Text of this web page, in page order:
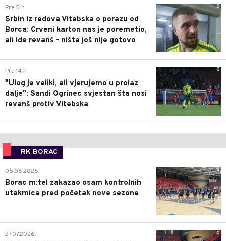
0
Pre 5 h
Srbin iz redova Vitebska o porazu od
Borca: Crveni karton nas je poremetio,
ali ide revanš - ništa još nije gotovo
0
Pre 14 h
"Ulog je veliki, ali vjerujemo u prolaz
dalje": Sandi Ogrinec svjestan šta nosi
revanš protiv Vitebska
RK BORAC
0
05.08.2026.
Borac m:tel zakazao osam kontrolnih
utakmica pred početak nove sezone
0
27.07.2026.